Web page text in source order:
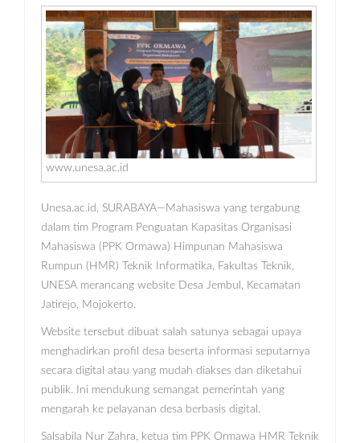
www.unesa.ac.id
Unesa.ac.id, SURABAYA—Mahasiswa yang tergabung
dalam tim Program Penguatan Kapasitas Organisasi
Mahasiswa (PPK Ormawa) Himpunan Mahasiswa
Rumpun (HMR) Teknik Informatika, Fakultas Teknik,
UNESA merancang website Desa Jembul, Kecamatan
Jatirejo, Mojokerto.
Website tersebut dibuat salah satunya sebagai upaya
menghadirkan profil desa beserta informasi seputarnya
secara digital atau yang mudah diakses dan diketahui
publik. Ini mendukung semangat pemerintah yang
mengarah ke pelayanan desa berbasis digital.
Salsabila Nur Zahra, ketua tim PPK Ormawa HMR Teknik